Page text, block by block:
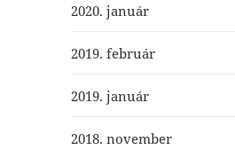
2020. január
2019. február
2019. január
2018. november